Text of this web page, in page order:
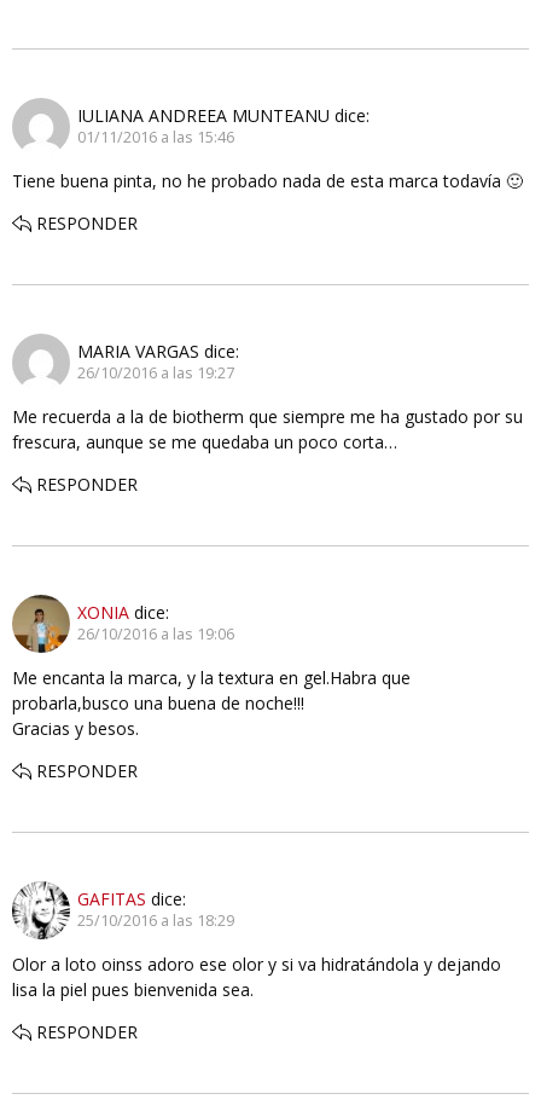
IULIANA ANDREEA MUNTEANU dice:
01/11/2016 a las 15:46
Tiene buena pinta, no he probado nada de esta marca todavía 🙂
RESPONDER
MARIA VARGAS dice:
26/10/2016 a las 19:27
Me recuerda a la de biotherm que siempre me ha gustado por su
frescura, aunque se me quedaba un poco corta…
RESPONDER
XONIA dice:
26/10/2016 a las 19:06
Me encanta la marca, y la textura en gel.Habra que
probarla,busco una buena de noche!!!
Gracias y besos.
RESPONDER
GAFITAS dice:
25/10/2016 a las 18:29
Olor a loto oinss adoro ese olor y si va hidratándola y dejando
lisa la piel pues bienvenida sea.
RESPONDER